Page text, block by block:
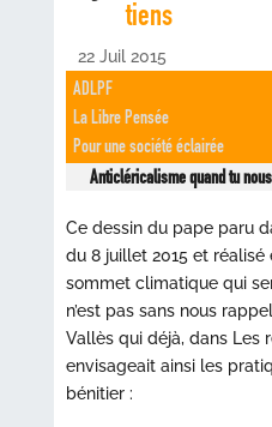
tiens
22 Juil 2015
ADLPF
La Libre Pensée
Pour une société éclairée
Anticléricalisme quand tu
Ce dessin du pape paru
du 8 juillet 2015 et
sommet climatique qui
n’est pas sans nous
Vallès qui déjà, dans Les
envisageait ainsi les
bénitier :